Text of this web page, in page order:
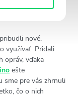
nové,
využívať. Pridali
opráv, vďaka
ešte
sme pre vás zhrnuli
čo o nich